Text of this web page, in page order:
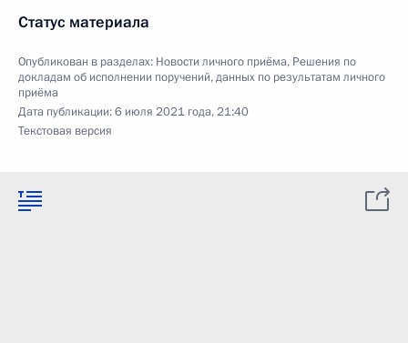
Статус материала
Опубликован в разделах: Новости личного приёма, Решения по
докладам об исполнении поручений, данных по результатам личного
приёма
Дата публикации:6 июля 2021 года, 21:40
Текстовая версия